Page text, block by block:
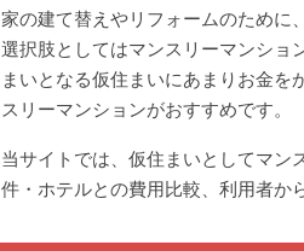
家の建て替えやリフォームのために
選択肢としてはマンスリーマンショ
まいとなる仮住まいにあまりお金
スリーマンションがおすすめです。
当サイトでは、仮住まいとしてマン
件・ホテルとの費用比較、利用者か